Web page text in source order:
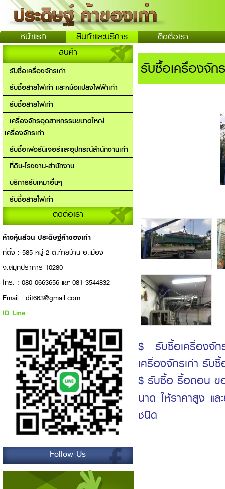
หน้าแรก สินค้าและบริการ
ติดต่อเรา
สินค้า
รับซื้อเครื่องจักรเก่า
รับซื้อสายไฟเก่า และหม้อแปลงไฟฟ้าเก่า
รับซื้อสายไฟเก่า
เครื่องจักรอุตสาหกรรมขนาดใหญ่
เครื่องจักรเก่า
รับซื้อเฟอร์นิเจอร์และอุปกรณ์สำนักงานเก่า
ที่ดิน-โรงงาน-สำนักงาน
บริการรับเหมาอื่นๆ
รับซื้อสายไฟเก่า
ติดต่อเรา
ห้างหุ้นส่วน ประดิษฐ์ค้าของเก่า
ที่ตั้ง : 585 หมู่ 2 ต.ท้ายบ้าน อ.เมือง
จ.สมุทปราการ 10280
โทร. : 080-0663656 และ 081-3544832
Email : dit663@gmail.com
ID Line
Follow Us
รับซื้อเครื่องจัก
$ รับซื้อเครื่องจัก
เครื่องจักรเก่า รับ
$ รับซื้อ รื้อถอน ขอ
นาด ให้ราคาสูง แล
ชนิด